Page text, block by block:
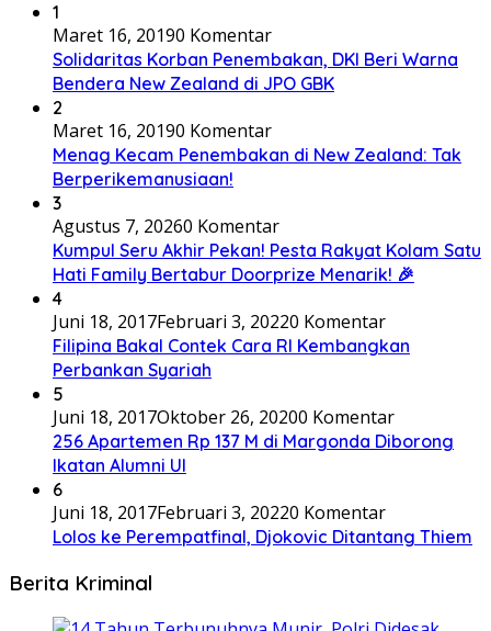
1
Maret 16, 20190 Komentar
Solidaritas Korban Penembakan, DKI Beri Warna
Bendera New Zealand di JPO GBK
2
Maret 16, 20190 Komentar
Menag Kecam Penembakan di New Zealand: Tak
Berperikemanusiaan!
3
Agustus 7, 20260 Komentar
Kumpul Seru Akhir Pekan! Pesta Rakyat Kolam Satu
Hati Family Bertabur Doorprize Menarik! 🎉
4
Juni 18, 2017Februari 3, 20220 Komentar
Filipina Bakal Contek Cara RI Kembangkan
Perbankan Syariah
5
Juni 18, 2017Oktober 26, 20200 Komentar
256 Apartemen Rp 137 M di Margonda Diborong
Ikatan Alumni UI
6
Juni 18, 2017Februari 3, 20220 Komentar
Lolos ke Perempatfinal, Djokovic Ditantang Thiem
Berita Kriminal